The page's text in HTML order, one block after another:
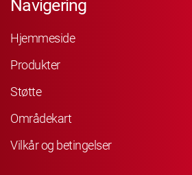
Navigering
Hjemmeside
Produkter
Støtte
Områdekart
Vilkår og betingelser